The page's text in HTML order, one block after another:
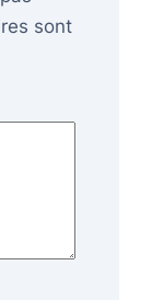
sont